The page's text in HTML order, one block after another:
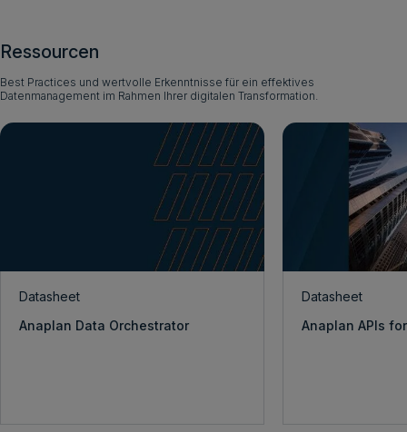
Ressourcen
Best Practices und wertvolle Erkenntnisse für ein effektives
Datenmanagement im Rahmen Ihrer digitalen Transformation.
Datasheet
Anaplan Data Orchestrator
Datasheet
Anaplan APIs